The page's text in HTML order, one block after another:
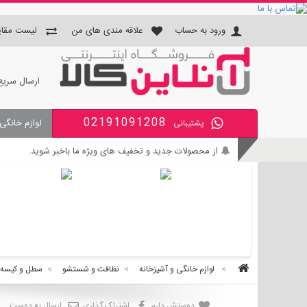
ورود به حساب علاقه مندی های من لیست
ارسال
پشتیبانی 02191091208 لوازم
از محصولات جدید و تخفیف های ویژه ما باخبر شوید.
بی واسطه و مطمئن خرید کنید.
> لوازم خانگی و آشپزخانه > نظافت و شستشو > سطل و کیسه